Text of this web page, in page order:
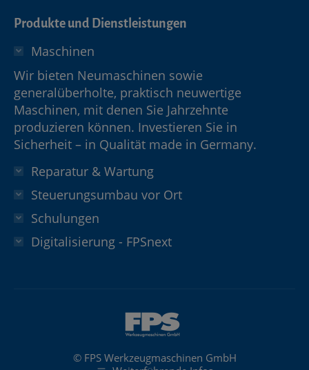
Produkte und Dienstleistungen
Maschinen
Wir bieten Neumaschinen sowie
generalüberholte, praktisch neuwertige
Maschinen, mit denen Sie Jahrzehnte
produzieren können. Investieren Sie in
Sicherheit – in Qualität made in Germany.
Reparatur & Wartung
Steuerungsumbau vor Ort
Schulungen
Digitalisierung - FPSnext
© FPS Werkzeugmaschinen GmbH